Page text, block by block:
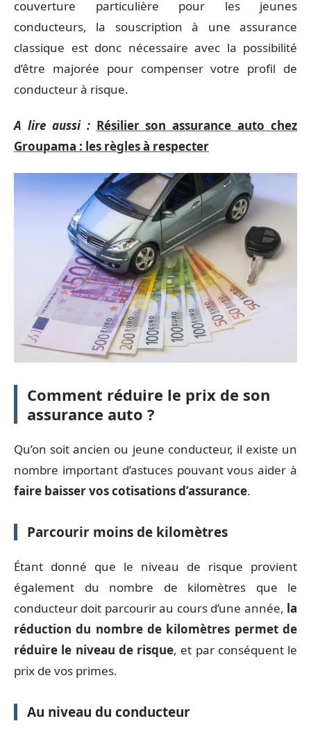
couverture particulière pour les jeunes
conducteurs, la souscription à une assurance
classique est donc nécessaire avec la possibilité
d’être majorée pour compenser votre profil de
conducteur à risque.
A lire aussi : Résilier son assurance auto chez
Groupama : les règles à respecter
Comment réduire le prix de son
assurance auto ?
Qu’on soit ancien ou jeune conducteur, il existe un
nombre important d’astuces pouvant vous aider à
faire baisser vos cotisations d’assurance.
Parcourir moins de kilomètres
Étant donné que le niveau de risque provient
également du nombre de kilomètres que le
conducteur doit parcourir au cours d’une année, la
réduction du nombre de kilomètres permet de
réduire le niveau de risque, et par conséquent le
prix de vos primes.
Au niveau du conducteur